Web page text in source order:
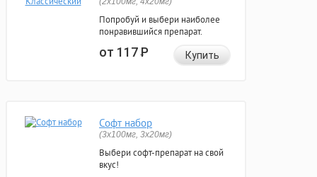
Попробуй и выбери наиболее
понравившийся препарат.
от 117Р Купить
Софт набор
(3x100мг, 3x20мг)
Выбери софт-препарат на свой
вкус!